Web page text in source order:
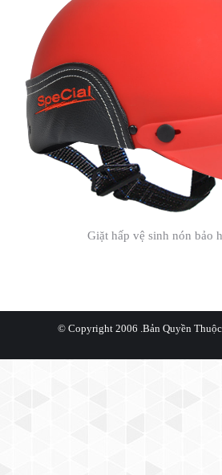
Giặt hấp vệ sinh nón bảo
© Copyright 2006 .Bản Quyền Thuộc